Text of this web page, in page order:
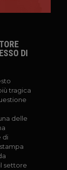
DI
tragica
delle
di
settore